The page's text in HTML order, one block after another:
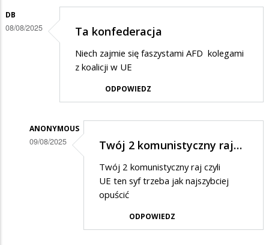
DB
08/08/2025 Ta konfederacja
Niech zajmie się faszystami AFD kolegami
z koalicji w UE
ODPOWIEDZ
ANONYMOUS
09/08/2025
odpowiedzi
Twój 2 komunistyczny raj…
Twój 2 komunistyczny raj czyli
UE ten syf trzeba jak najszybciej
opuścić
ODPOWIEDZ